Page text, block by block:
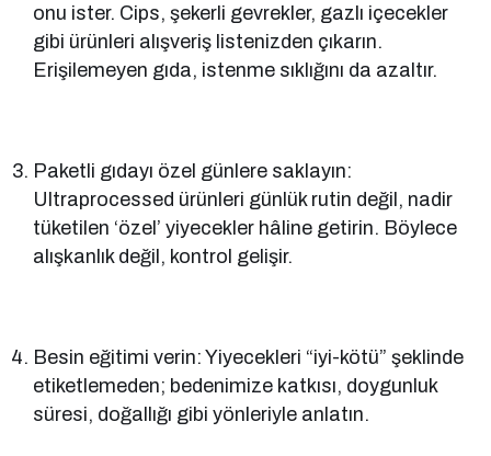
onu ister. Cips, şekerli gevrekler, gazlı içecekler
gibi ürünleri alışveriş listenizden çıkarın.
Erişilemeyen gıda, istenme sıklığını da azaltır.
Paketli gıdayı özel günlere saklayın:
Ultraprocessed ürünleri günlük rutin değil, nadir
tüketilen ‘özel’ yiyecekler hâline getirin. Böylece
alışkanlık değil, kontrol gelişir.
Besin eğitimi verin: Yiyecekleri “iyi-kötü” şeklinde
etiketlemeden; bedenimize katkısı, doygunluk
süresi, doğallığı gibi yönleriyle anlatın.